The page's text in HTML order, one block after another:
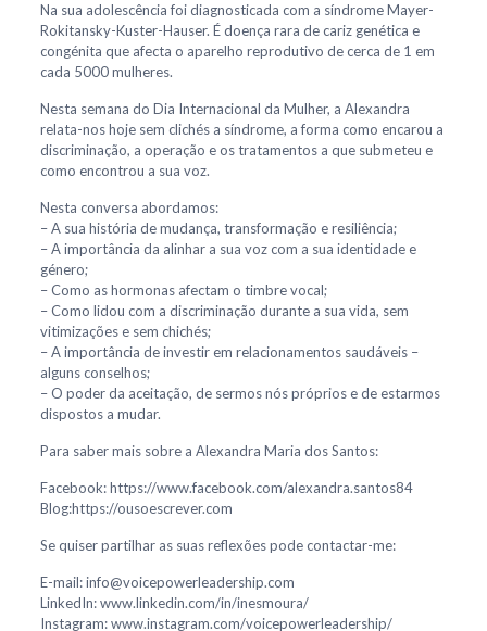
Na sua adolescência foi diagnosticada com a síndrome Mayer-
Rokitansky-Kuster-Hauser. É doença rara de cariz genética e
congénita que afecta o aparelho reprodutivo de cerca de 1 em
cada 5000 mulheres.
Nesta semana do Dia Internacional da Mulher, a Alexandra
relata-nos hoje sem clichés a síndrome, a forma como encarou a
discriminação, a operação e os tratamentos a que submeteu e
como encontrou a sua voz.
Nesta conversa abordamos:
– A sua história de mudança, transformação e resiliência;
– A importância da alinhar a sua voz com a sua identidade e
género;
– Como as hormonas afectam o timbre vocal;
– Como lidou com a discriminação durante a sua vida, sem
vitimizações e sem chichés;
– A importância de investir em relacionamentos saudáveis –
alguns conselhos;
– O poder da aceitação, de sermos nós próprios e de estarmos
dispostos a mudar.
Para saber mais sobre a Alexandra Maria dos Santos:
Facebook: https://www.facebook.com/alexandra.santos84
Blog:https://ousoescrever.com
Se quiser partilhar as suas reflexões pode contactar-me:
E-mail: info@voicepowerleadership.com
LinkedIn: www.linkedin.com/in/inesmoura/
Instagram: www.instagram.com/voicepowerleadership/